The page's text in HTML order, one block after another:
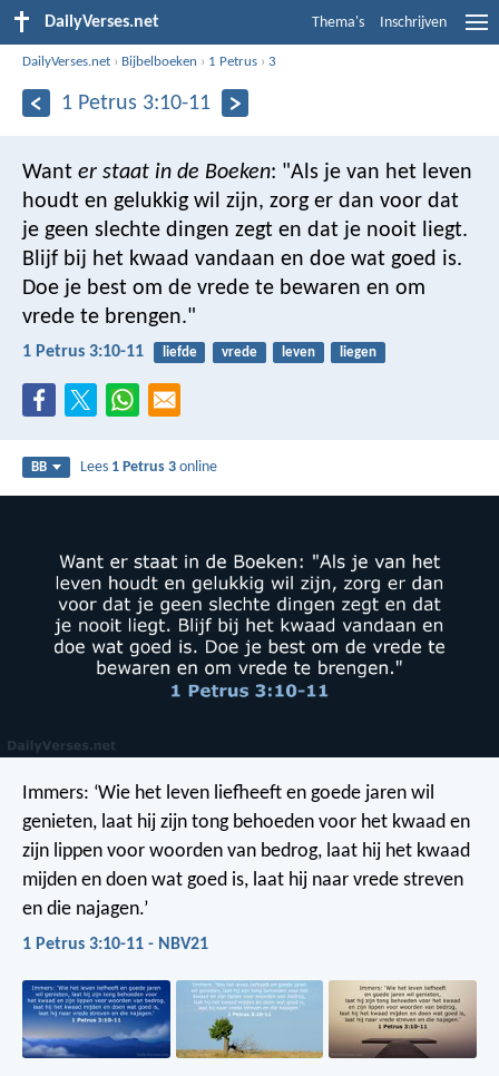
DailyVerses.net Thema's Inschrijven
DailyVerses.net › Bijbelboeken › 1 Petrus ›3
1 Petrus 3:10-11
Want er staat in de Boeken: "Als je van het leven
houdt en gelukkig wil zijn, zorg er dan voor dat
je geen slechte dingen zegt en dat je nooit liegt.
Blijf bij het kwaad vandaan en doe wat goed is.
Doe je best om de vrede te bewaren en om
vrede te brengen."
1 Petrus 3:10-11 liefde vrede leven liegen
BB Lees 1 Petrus 3 online
Immers: ‘Wie het leven liefheeft en goede jaren wil
genieten, laat hij zijn tong behoeden voor het kwaad en
zijn lippen voor woorden van bedrog, laat hij het kwaad
mijden en doen wat goed is, laat hij naar vrede streven
en die najagen.’
1 Petrus 3:10-11 - NBV21